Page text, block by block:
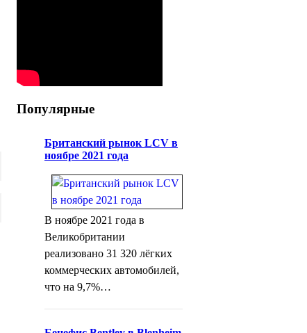
Популярные
Британский рынок LCV в
ноябре 2021 года
В ноябре 2021 года в
Великобритании
реализовано 31 320 лёгких
коммерческих автомобилей,
что на 9,7%…